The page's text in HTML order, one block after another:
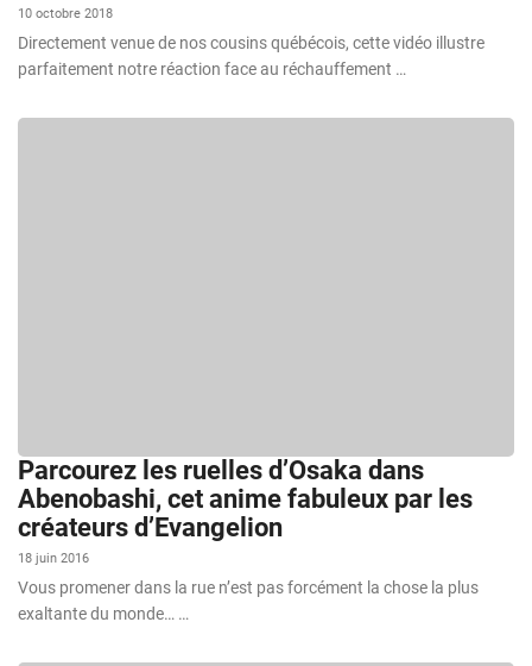
10 octobre 2018
Directement venue de nos cousins québécois, cette vidéo illustre
parfaitement notre réaction face au réchauffement …
Parcourez les ruelles d’Osaka dans
Abenobashi, cet anime fabuleux par les
créateurs d’Evangelion
18 juin 2016
Vous promener dans la rue n’est pas forcément la chose la plus
exaltante du monde… …